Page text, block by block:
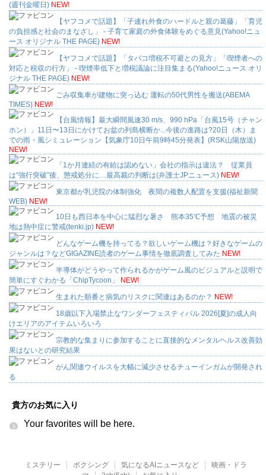
(週刊金曜日) NEW!
【ヤフコメで話題】「子連れ外食のハードルと親の葛藤」「育児
の負担感と社会のまなざし」 - 子育て家庭の外食体験をめぐる意見(Yahoo!ニュ
ース オリジナル THE PAGE) NEW!
【ヤフコメで話題】「タバコ増税不可避との見方」「喫煙者への
対応と税収の行方」 - 喫煙率低下と増税議論に注目集まる(Yahoo!ニュース オリ
ジナル THE PAGE) NEW!
ごみ収集車が建物に突っ込む 運転の50代男性を搬送(ABEMA
TIMES) NEW!
【台風情報】最大瞬間風速30 m/s、990 hPa「台風15号（チャン
ホン）」11日〜13日にかけてお盆の列島横断か...今後の進路は?20日（木）ま
での雨・風シミュレーション【気象庁10日午前9時45分発表】(RSK山陽放送)
NEW!
「1か月連続の有給は認めない」会社の指示は違法？ 従業員
は“強行突破”後、懲戒処分に…最高裁の判断は(弁護士JPニュース) NEW!
東京都が乳児院の体制強化 夜間の複数人配置を支援(福祉新聞
WEB) NEW!
10日も西日本を中心に猛烈な暑さ 熊本35℃予想 地震の被災
地は熱中症に警戒(tenki.jp) NEW!
どんなゲーム機を持ってる？欲しいゲーム機は？好きなゲームの
ジャンルは？などGIGAZINE読者のゲーム事情を徹底調査してみた NEW!
半導体がどうやって作られるかがゲーム風のビジュアルと説明で
簡単にすぐわかる「ChipTycoon」
NEW!
生まれた順番と病気のリスクに関連はあるのか？ NEW!
18歳以下入場禁止なワンダーフェスティバル 2026[夏]の成人向
けエリアのアイテムいろいろ
宗教的な集まりに参加することに直接的なメンタルヘルス改善効
果はないとの研究結果
がん関連ウイルスを大幅に減少させるチューインガムが開発され
る
貴方のお気に入り
Your favorites will be here.
ミステリー ボクシング 気になるAIニュースなど
映画・ドラ